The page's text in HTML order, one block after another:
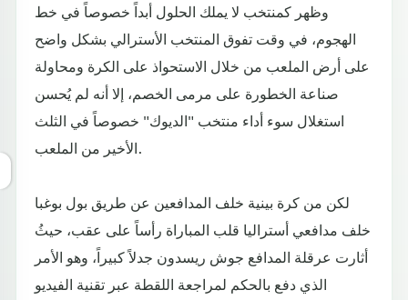
وظهر كمنتخب لا يملك الحلول أبداً خصوصاً في خط
الهجوم، في وقت تفوق المنتخب الأسترالي بشكل واضح
على أرض الملعب من خلال الاستحواذ على الكرة ومحاولة
صناعة الخطورة على مرمى الخصم، إلا أنه لم يُحسن
استغلال سوء أداء منتخب "الديوك" خصوصاً في الثلث
الأخير من الملعب.
لكن من كرة بينية خلف المدافعين عن طريق بول بوغبا
خلف مدافعي أستراليا قلب المباراة رأساً على عقب، حيثُ
أثارت عرقلة المدافع جوش ريسدون جدلاً كبيراً، وهو الأمر
الذي دفع بالحكم لمراجعة اللقطة عبر تقنية الفيديو